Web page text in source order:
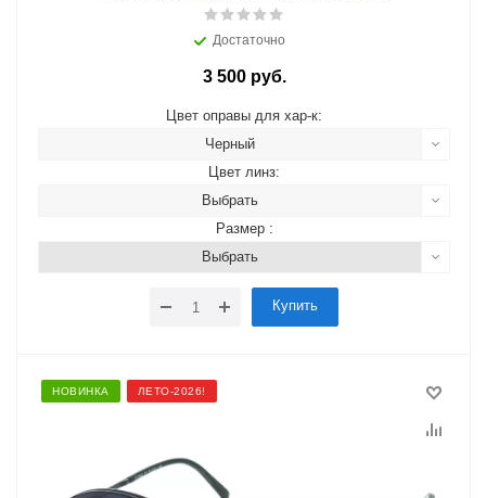
Достаточно
3 500 руб.
Цвет оправы для хар-к:
Черный
Цвет линз:
Выбрать
Размер :
Выбрать
Купить
НОВИНКА ЛЕТО-2026!